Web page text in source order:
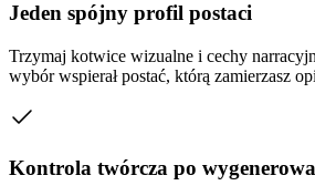
Jeden spójny profil postaci
Trzymaj kotwice wizualne i cechy
wybór wspierał postać, którą zamierzasz
Kontrola twórcza po